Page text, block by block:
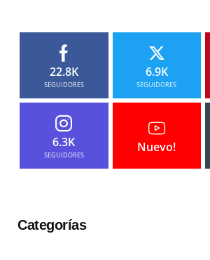
22.8K
SEGUIDORES
6.9K
SEGUIDORES
6.3K
SEGUIDORES
Nuevo!
Categorías